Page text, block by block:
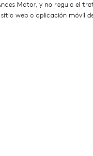
Motor, y no regula el
web o aplicación móvil